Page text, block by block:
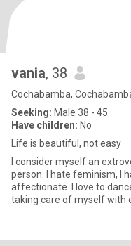
vania, 38
Cochabamba,
Seeking: Male 38 - 45
Have children: No
Life is beautiful, not easy
I consider myself an
person. I hate feminism, I
affectionate. I love to
taking care of myself with